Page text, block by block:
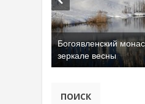
Богоявленский
зеркале весны
ПОИСК